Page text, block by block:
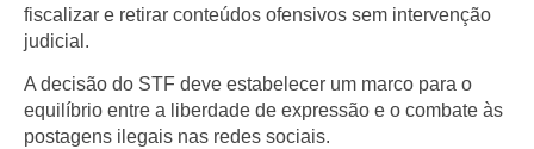
fiscalizar e retirar conteúdos ofensivos sem intervenção
judicial.
A decisão do STF deve estabelecer um marco para o
equilíbrio entre a liberdade de expressão e o combate às
postagens ilegais nas redes sociais.